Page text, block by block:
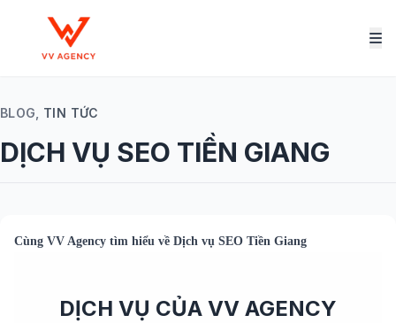
BLOG, TIN TỨC
DỊCH VỤ SEO TIỀN GIANG
Cùng VV Agency tìm hiểu về Dịch vụ SEO Tiền Giang
DỊCH VỤ CỦA VV AGENCY